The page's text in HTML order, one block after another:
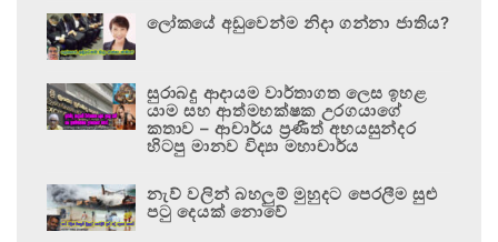
ලෝකයේ අඩුවෙන්ම නිදා ගන්නා ජාතිය?
සුරාබදු ආදායම වාර්තාගත ලෙස ඉහළ
යාම සහ ආත්මභක්ෂක උරගයාගේ
කතාව – ආචාර්ය ප්‍රණීත් අභයසුන්දර
හිටපු මානව විද්‍යා මහාචාර්ය
නැව් වලින් බහලුම් මුහුදට පෙරලීම සුළු
පටු දෙයක් නොවේ